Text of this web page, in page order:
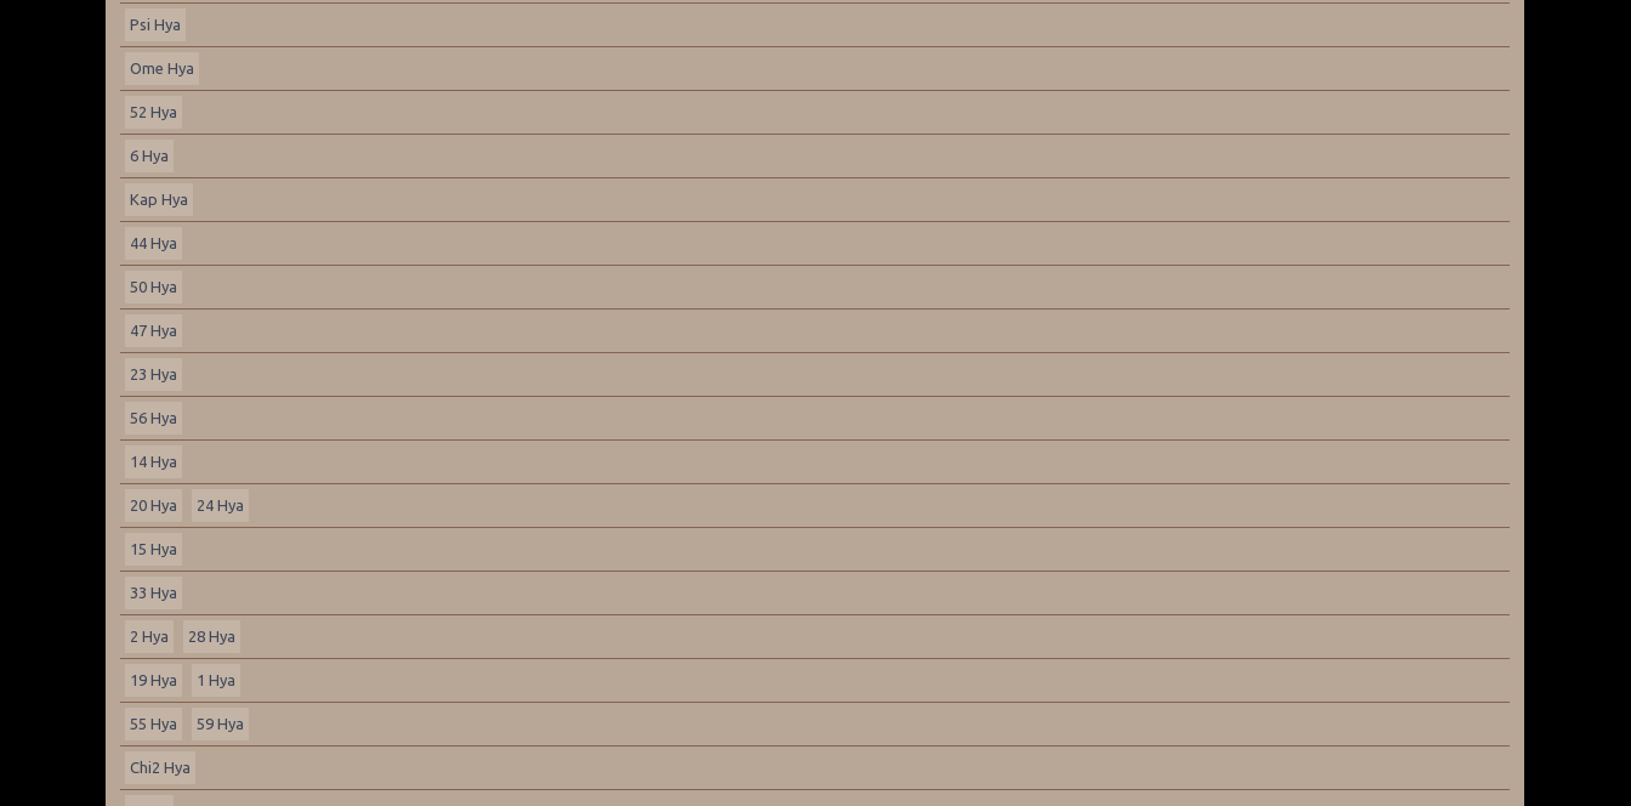
Psi Hya
Ome Hya
52 Hya
6 Hya
Kap Hya
44 Hya
50 Hya
47 Hya
23 Hya
56 Hya
14 Hya
20 Hya 24 Hya
15 Hya
33 Hya
2 Hya 28 Hya
19 Hya 1 Hya
55 Hya 59 Hya
Chi2 Hya